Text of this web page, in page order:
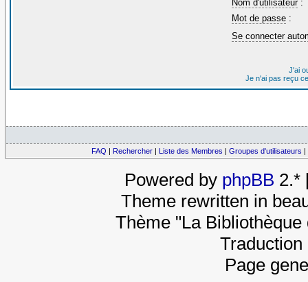
Nom d'utilisateur:
Mot de passe :
Se connecter
J'ai
Je n'ai pas reçu
FAQ | Rechercher | Liste des Membres | Groupes d'utilisateurs |
Powered by phpBB 2.*
Theme rewritten in
Thème "La
Page